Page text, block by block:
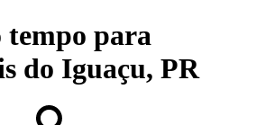
tempo para
do Iguaçu, PR